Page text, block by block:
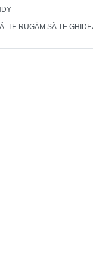
TE RUGĂM SĂ TE